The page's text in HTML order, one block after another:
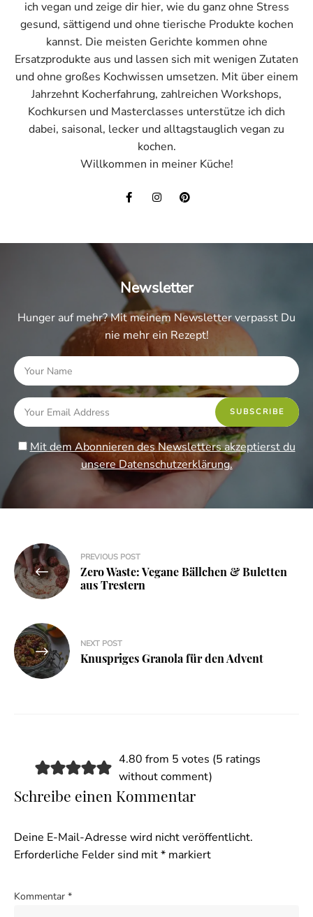
ich vegan und zeige dir hier, wie du ganz ohne Stress
gesund, sättigend und ohne tierische Produkte kochen
kannst. Die meisten Gerichte kommen ohne
Ersatzprodukte aus und lassen sich mit wenigen Zutaten
und ohne großes Kochwissen umsetzen. Mit über einem
Jahrzehnt Kocherfahrung, zahlreichen Workshops,
Kochkursen und Masterclasses unterstütze ich dich
dabei, saisonal, lecker und alltagstauglich vegan zu
kochen.
Willkommen in meiner Küche!
Newsletter
Hunger auf mehr? Mit meinem Newsletter verpasst Du
nie mehr ein Rezept!
Mit dem Abonnieren des Newsletters akzeptierst du
unsere Datenschutzerklärung.
Beitragsnavigation
PREVIOUS POST
Zero Waste: Vegane Bällchen & Buletten
aus Trestern
NEXT POST
Knuspriges Granola für den Advent
4.80 from 5 votes (5 ratings
without comment)
Schreibe einen Kommentar
Deine E-Mail-Adresse wird nicht veröffentlicht.
Erforderliche Felder sind mit* markiert
Kommentar *